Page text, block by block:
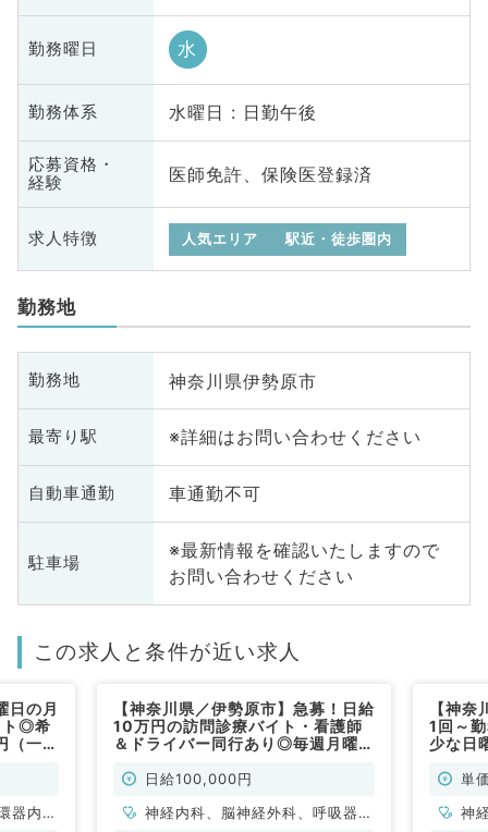
勤務曜日 水
勤務体系 水曜日 : 日勤午後
応募資格・
経験
医師免許、保険医登録済
求人特徴 人気エリア 駅近・徒歩圏内
勤務地
勤務地 神奈川県伊勢原市
最寄り駅 ※詳細はお問い合わせください
自動車通勤 車通勤不可
駐車場
※最新情報を確認いたしますので
お問い合わせください
この求人と条件が近い求人
日の月
ト◎希
（一般
器内
【神奈川県／伊勢原市】急募！日給
10万円の訪問診療バイト・看護師
＆ドライバー同行あり◎毎週月曜日
（内科系・外科系／非常勤）
日給100,000円
神経内科、脳神経外科、呼吸器外
【神
1回～
少な日
単
神